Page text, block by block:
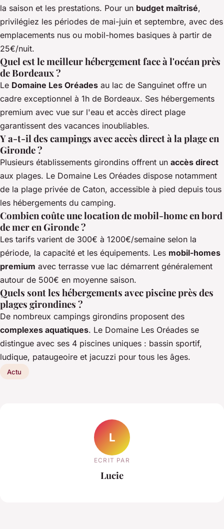
la saison et les prestations. Pour un budget maîtrisé,
privilégiez les périodes de mai-juin et septembre, avec des
emplacements nus ou mobil-homes basiques à partir de
25€/nuit.
Quel est le meilleur hébergement face à l'océan près
de Bordeaux ?
Le Domaine Les Oréades au lac de Sanguinet offre un
cadre exceptionnel à 1h de Bordeaux. Ses hébergements
premium avec vue sur l'eau et accès direct plage
garantissent des vacances inoubliables.
Y a-t-il des campings avec accès direct à la plage en
Gironde ?
Plusieurs établissements girondins offrent un accès direct
aux plages. Le Domaine Les Oréades dispose notamment
de la plage privée de Caton, accessible à pied depuis tous
les hébergements du camping.
Combien coûte une location de mobil-home en bord
de mer en Gironde ?
Les tarifs varient de 300€ à 1200€/semaine selon la
période, la capacité et les équipements. Les mobil-homes
premium avec terrasse vue lac démarrent généralement
autour de 500€ en moyenne saison.
Quels sont les hébergements avec piscine près des
plages girondines ?
De nombreux campings girondins proposent des
complexes aquatiques. Le Domaine Les Oréades se
distingue avec ses 4 piscines uniques : bassin sportif,
ludique, pataugeoire et jacuzzi pour tous les âges.
Actu
L
ECRIT PAR
Lucie